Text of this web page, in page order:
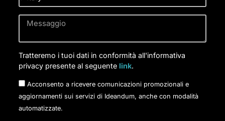
Tratteremo i tuoi dati in conformità all'informativa
privacy presente al seguente link.
Acconsento a ricevere comunicazioni promozionali e
aggiornamenti sui servizi di Ideandum, anche con modalità
automatizzate.